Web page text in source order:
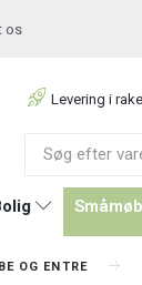
os
Levering i
OG ENTRE